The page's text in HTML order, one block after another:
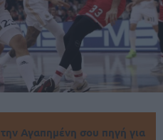
την Αγαπημένη σου πηγή για